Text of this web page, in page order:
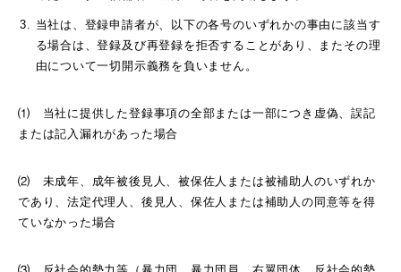
当社は、登録申請者が、以下の各号のいずれかの事由に該当す
る場合は、登録及び再登録を拒否することがあり、またその理
由について一切開示義務を負いません。
⑴ 当社に提供した登録事項の全部または一部につき虚偽、誤記
または記入漏れがあった場合
⑵ 未成年、成年被後見人、被保佐人または被補助人のいずれか
であり、法定代理人、後見人、保佐人または補助人の同意等を得
ていなかった場合